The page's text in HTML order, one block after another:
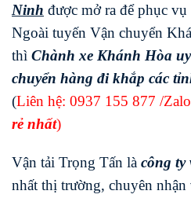
Ninh được mở ra để phục
Ngoài tuyến Vận chuyển
thì Chành xe Khánh Hòa
chuyển hàng đi khắp các
(Liên hệ: 0937 155 877 /
rẻ nhất)
Vận tải Trọng Tấn là công ty
nhất thị trường, chuyên nhận